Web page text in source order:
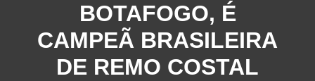
BOTAFOGO, É
CAMPEÃ BRASILEIRA
DE REMO COSTAL